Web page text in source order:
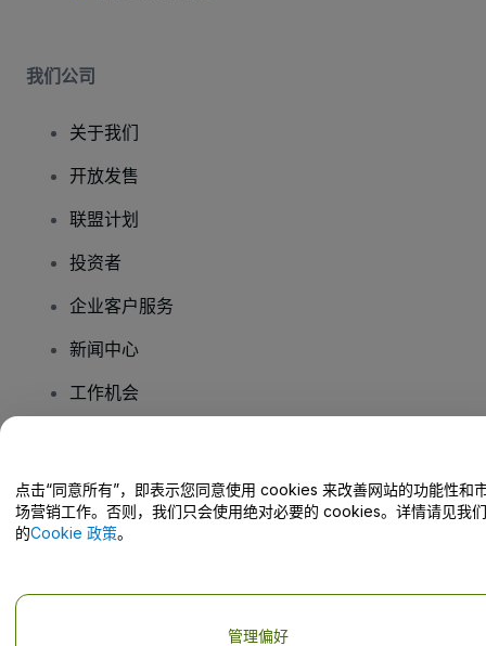
我们公司
关于我们
开放发售
联盟计划
投资者
企业客户服务
新闻中心
工作机会
帮助中心 / 联系我们
点击“同意所有”，即表示您同意使用 cookies 来改善网站的功能性和
场营销工作。否则，我们只会使用绝对必要的 cookies。详情请见我们
的Cookie 政策。
管理偏好